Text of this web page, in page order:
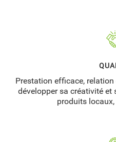
Prestation efficace,
développer sa créativité et
produits